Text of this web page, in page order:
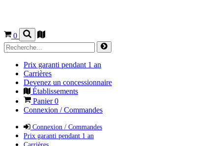
0
Prix garanti pendant 1 an
Carrières
Devenez un concessionnaire
Établissements
Panier0
Connexion / Commandes
Connexion / Commandes
Prix garanti pendant 1 an